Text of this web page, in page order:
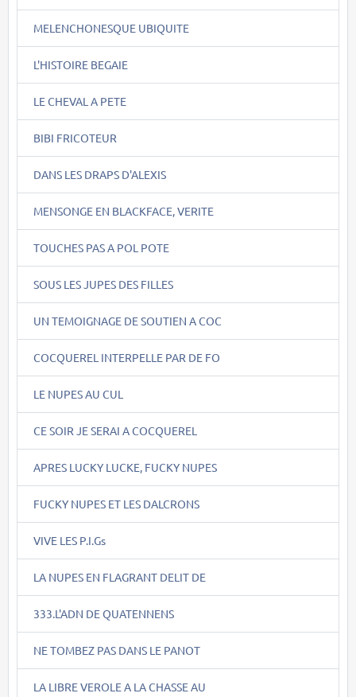
MELENCHONESQUE UBIQUITE
L'HISTOIRE BEGAIE
LE CHEVAL A PETE
BIBI FRICOTEUR
DANS LES DRAPS D'ALEXIS
MENSONGE EN BLACKFACE, VERITE
TOUCHES PAS A POL POTE
SOUS LES JUPES DES FILLES
UN TEMOIGNAGE DE SOUTIEN A COC
COCQUEREL INTERPELLE PAR DE FO
LE NUPES AU CUL
CE SOIR JE SERAI A COCQUEREL
APRES LUCKY LUCKE, FUCKY NUPES
FUCKY NUPES ET LES DALCRONS
VIVE LES P.I.Gs
LA NUPES EN FLAGRANT DELIT DE
333.L'ADN DE QUATENNENS
NE TOMBEZ PAS DANS LE PANOT
LA LIBRE VEROLE A LA CHASSE AU